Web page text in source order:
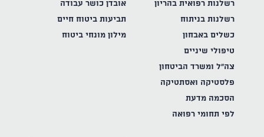
רשלנות רפואית בהריון
רשלנות בניתוח
כשלים באבחון
טיפולי שיניים
צה"ל ומשרד הביטחון
פלסטיקה ואסתטיקה
הסכמה מדעת
לפי תחומי רפואה
אובדן כושר עבודה
תביעות ביטוח חיים
מילון מונחי ביטוח